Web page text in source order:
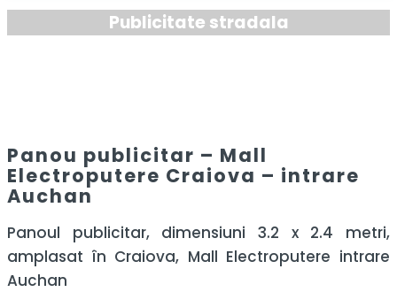
Publicitate stradala
Panou publicitar – Mall
Electroputere Craiova – intrare
Auchan
Panoul publicitar, dimensiuni 3.2 x 2.4 metri,
amplasat în Craiova, Mall Electroputere intrare
Auchan